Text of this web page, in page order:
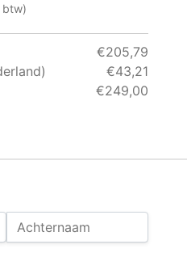
Achternaam
btw)
€205,79
€43,21
€249,00